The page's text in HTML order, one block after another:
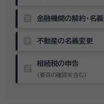
金融機関の解約・名
不動産の名義変更
相続税の申告
（要否の確認を含む）